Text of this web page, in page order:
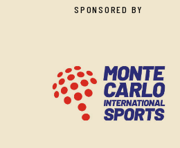
SPONSORED BY